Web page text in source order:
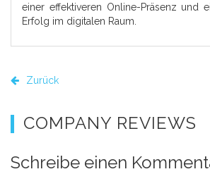
einer effektiveren Online-Präsenz und
Erfolg im digitalen Raum.
Zurück
COMPANY REVIEWS
Schreibe einen